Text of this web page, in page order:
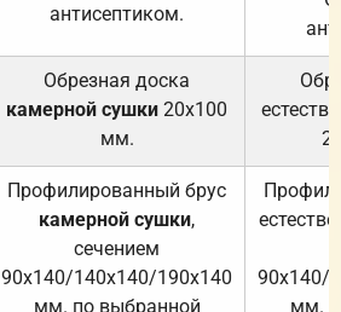
антисептиком.
Обрезная доска
камерной сушки 20х100
мм.
Профилированный брус
камерной сушки,
сечением
90х140/140х140/190х140
мм. по выбранной
90х140/
мм.